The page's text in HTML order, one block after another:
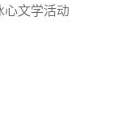
文学活动